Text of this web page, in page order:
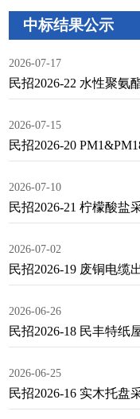
中标结果公示
2026-07-17
民招2026-22 水性聚氨
2026-07-15
民招2026-20
2026-07-10
民招2026-21 柠檬酸盐
2026-07-02
民招2026-19 废铜电缆
2026-06-26
民招2026-18 民丰特纸
2026-06-25
民招2026-16 实木托盘